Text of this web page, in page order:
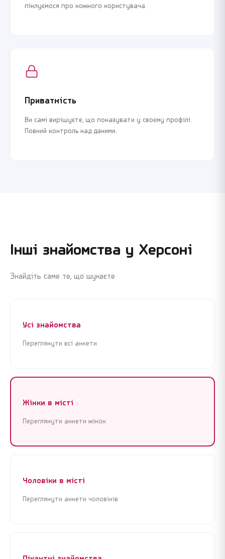
Реєстрація Увійти
Крок 1 з 3 · Це займе менше 1 хвилини
піклуємося про кожного користувача.
Приватність
Ви самі вирішуєте, що показувати у своєму профілі.
Повний контроль над даними.
Інші знайомства у Херсоні
Знайдіть саме те, що шукаєте
Усі знайомства
Переглянути всі анкети
Жінки в місті
Переглянути анкети жінок
Чоловіки в місті
Переглянути анкети чоловіків
Реєстрація Увійти
Крок 1 з 3 · Це займе менше 1 хвилини